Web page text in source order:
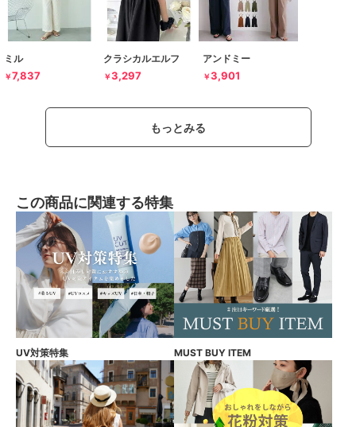
ミル
￥7,837
クラシカルエルフ
￥3,297
アンドミー
￥3,901
もっとみる
この商品に関連する特集
UV対策特集 MUST BUY ITEM